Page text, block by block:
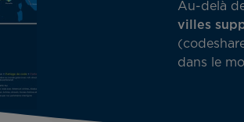
Au-delà
villes
dans le